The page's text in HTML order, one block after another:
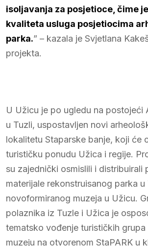
isoljavanja za posjetioce, čime
kvaliteta usluga posjetiocima
parka.” – kazala je Svjetlana
projekta.
U Užicu je po ugledu na postojeći
u Tuzli, uspostavljen novi
lokalitetu Staparske banje, koji će
turističku ponudu Užica i regije.
su zajednički osmislili i distribuirali
materijale rekonstruisanog parka u
novoformiranog muzeja u Užicu.
polaznika iz Tuzle i Užica je
tematsko vođenje turističkih
muzeju na otvorenom StaPARK u